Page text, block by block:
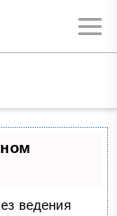
ведения